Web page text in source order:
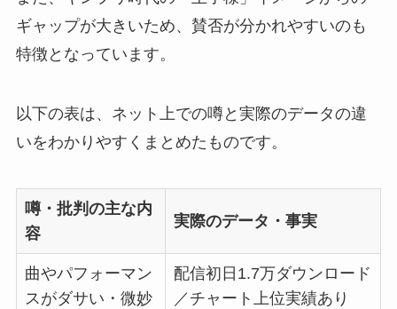
ギャップが大きいため、賛否が分かれやすいのも
特徴となっています。
以下の表は、ネット上での噂と実際のデータの違
いをわかりやすくまとめたものです。
噂・批判の主な内
容
実際のデータ・事実
曲やパフォーマン
スがダサい・微妙
配信初日1.7万ダウンロード
／チャート上位実績あり